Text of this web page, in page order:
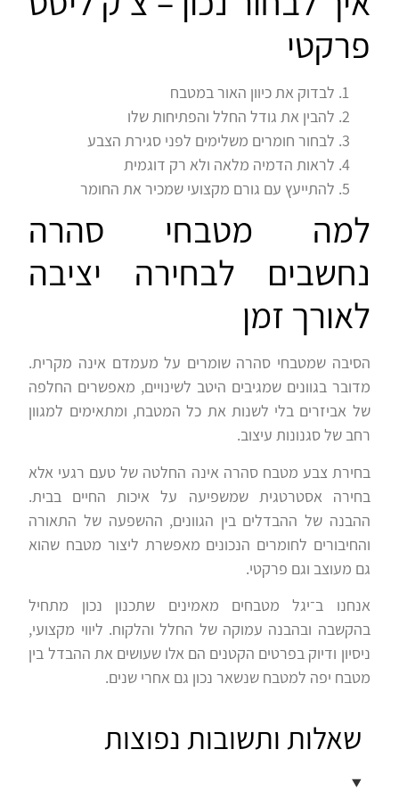
פרקטי
לבדוק את כיוון האור במטבח
להבין את גודל החלל והפתיחות שלו
לבחור חומרים משלימים לפני סגירת הצבע
לראות הדמיה מלאה ולא רק דוגמית
להתייעץ עם גורם מקצועי שמכיר את החומר
למה מטבחי סהרה
נחשבים לבחירה יציבה
לאורך זמן
הסיבה שמטבחי סהרה שומרים על מעמדם אינה מקרית.
מדובר בגוונים שמגיבים היטב לשינויים, מאפשרים החלפה
של אביזרים בלי לשנות את כל המטבח, ומתאימים למגוון
רחב של סגנונות עיצוב.
בחירת צבע מטבח סהרה אינה החלטה של טעם רגעי אלא
בחירה אסטרטגית שמשפיעה על איכות החיים בבית.
ההבנה של ההבדלים בין הגוונים, ההשפעה של התאורה
והחיבורים לחומרים הנכונים מאפשרת ליצור מטבח שהוא
גם מעוצב וגם פרקטי.
אנחנו ב־יגל מטבחים מאמינים שתכנון נכון מתחיל
בהקשבה ובהבנה עמוקה של החלל והלקוח. ליווי מקצועי,
ניסיון ודיוק בפרטים הקטנים הם אלו שעושים את ההבדל בין
מטבח יפה למטבח שנשאר נכון גם אחרי שנים.
שאלות ותשובות נפוצות